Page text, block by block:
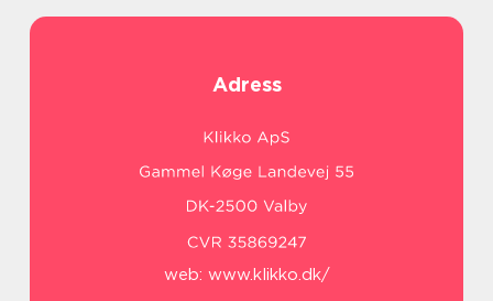
Adress
web: www.klikko.dk/